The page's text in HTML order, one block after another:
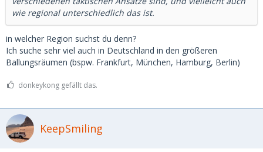
wie regional unterschiedlich das ist.
in welcher Region suchst du denn?
Ich suche sehr viel auch in Deutschland in den größeren
Ballungsräumen (bspw. Frankfurt, München, Hamburg, Berlin)
donkeykong gefällt das.
KeepSmiling